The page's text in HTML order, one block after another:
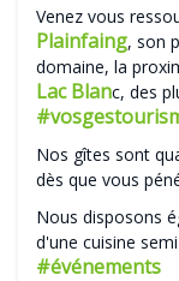
Venez vous
Plainfaing, son
domaine, la
Lac Blanc, des
Nos gîtes sont
dès que vous
Nous disposons
d'une cuisine
#événements